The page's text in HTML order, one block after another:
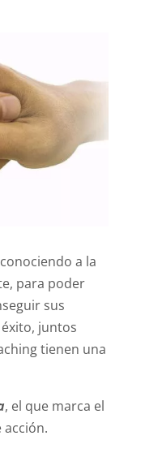
a la
para poder
sus
juntos
tienen una
, el que marca el
acción.